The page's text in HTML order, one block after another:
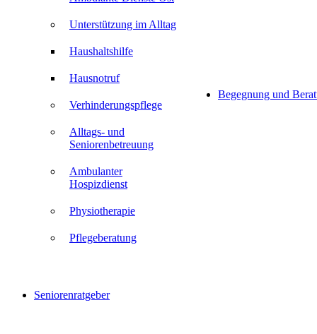
Seniorenratgeber
Unterstützung im Alltag
Haushaltshilfe
Hausnotruf
Verhinderungspflege
Alltags- und
Seniorenbetreuung
Ambulanter
Hospizdienst
Physiotherapie
Pflegeberatung
Begegnung und